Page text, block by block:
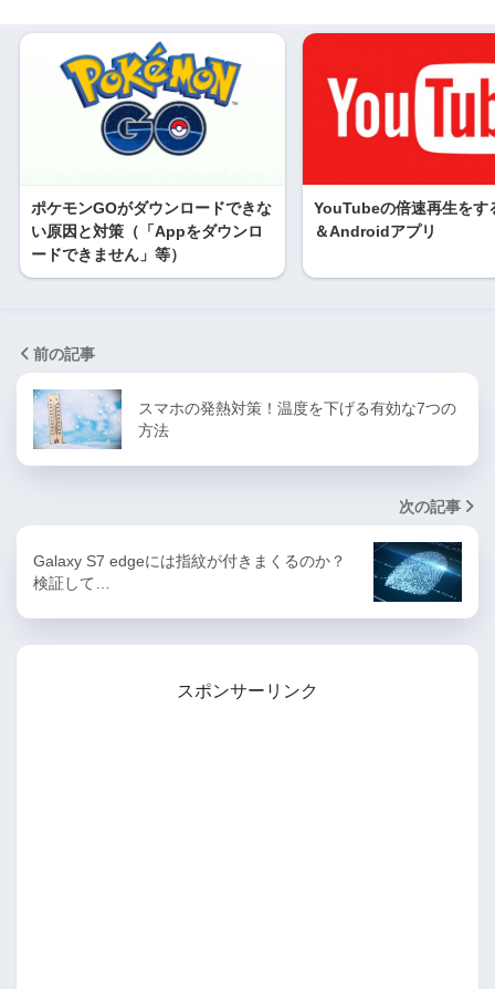
ポケモンGOがダウンロードできな
い原因と対策（「Appをダウンロ
ードできません」等）
YouTubeの倍速再生を
＆Androidアプリ
前の記事
スマホの発熱対策！温度を下げる有効な7つの
方法
次の記事
Galaxy S7 edgeには指紋が付きまくるのか？
検証して…
スポンサーリンク